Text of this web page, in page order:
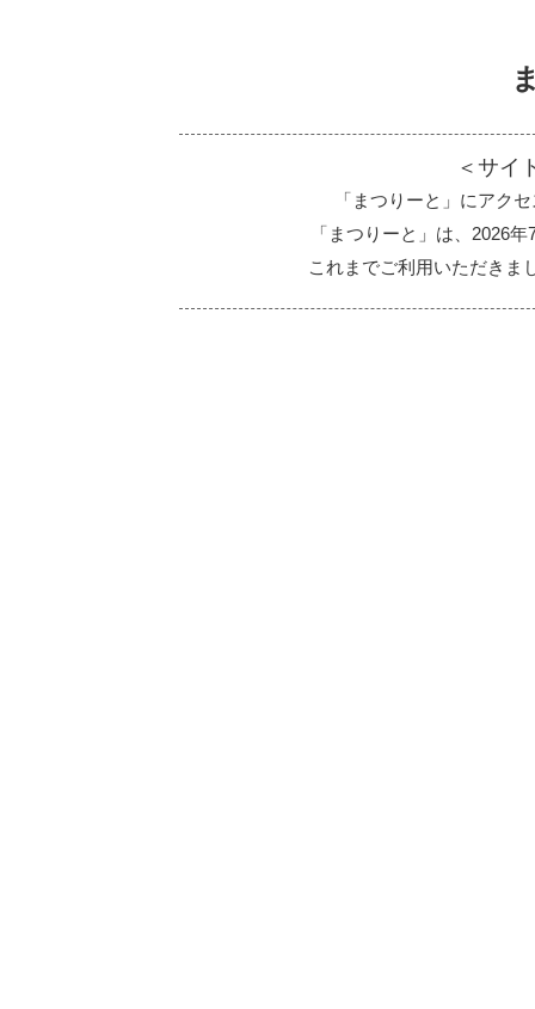
＜サイ
「まつりーと」にアク
「まつりーと」は、2026
これまでご利用いただきま